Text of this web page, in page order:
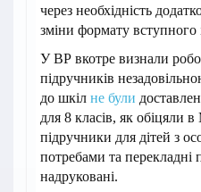
через необхідність
зміни формату вступного
У ВР вкотре визнали
підручників
до шкіл не були
для 8 класів, як обіцяли
підручники для дітей з
потребами та перекладні
надруковані.